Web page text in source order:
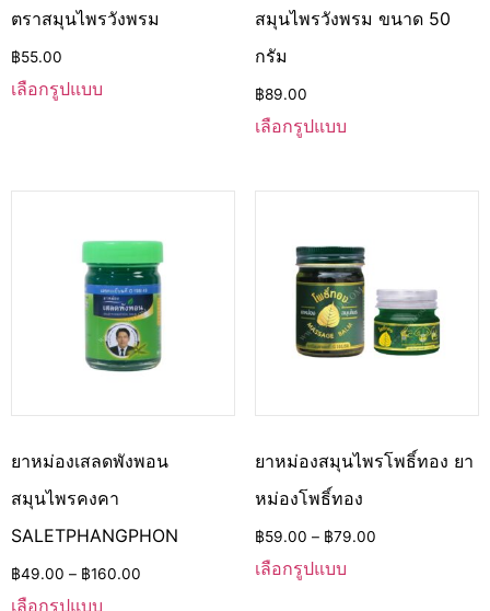
ตราสมุนไพรวังพรม
฿55.00
เลือกรูปแบบ
สมุนไพรวังพรม ขนาด 50
กรัม
฿89.00
เลือกรูปแบบ
ยาหม่องเสลดพังพอน
สมุนไพรคงคา
SALETPHANGPHON
฿49.00 – ฿160.00
เลือกรูปแบบ
ยาหม่องสมุนไพรโพธิ์ทอง ยา
หม่องโพธิ์ทอง
฿59.00 – ฿79.00
เลือกรูปแบบ